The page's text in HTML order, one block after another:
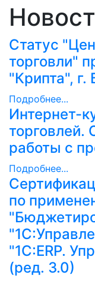
Статус
торговли"
"Крипта", г.
Подробнее...
Интернет-
торговлей.
работы с
Подробнее...
по
"1С:ERP.
(ред. 3.0)